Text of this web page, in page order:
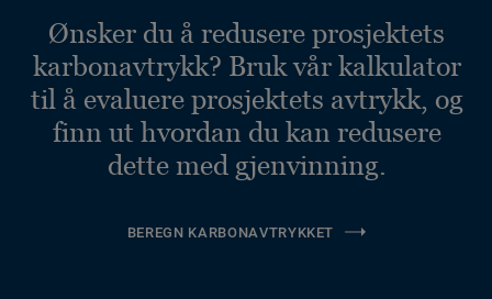
Ønsker du å redusere prosjektets
karbonavtrykk? Bruk vår kalkulator
til å evaluere prosjektets avtrykk, og
finn ut hvordan du kan redusere
dette med gjenvinning.
BEREGN KARBONAVTRYKKET